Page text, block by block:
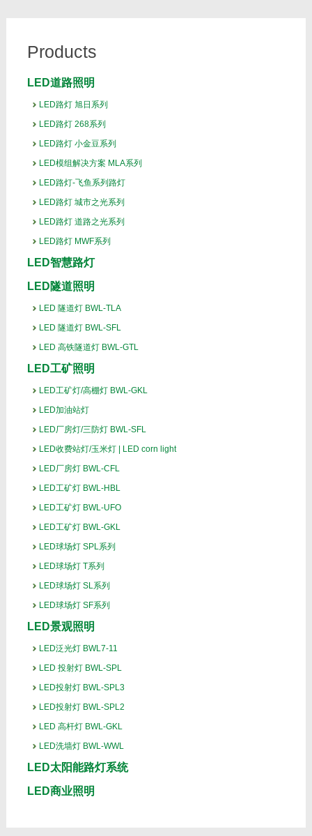
Products
LED道路照明
LED路灯 旭日系列
LED路灯 268系列
LED路灯 小金豆系列
LED模组解决方案 MLA系列
LED路灯-飞鱼系列路灯
LED路灯 城市之光系列
LED路灯 道路之光系列
LED路灯 MWF系列
LED智慧路灯
LED隧道照明
LED 隧道灯 BWL-TLA
LED 隧道灯 BWL-SFL
LED 高铁隧道灯 BWL-GTL
LED工矿照明
LED工矿灯/高棚灯 BWL-GKL
LED加油站灯
LED厂房灯/三防灯 BWL-SFL
LED收费站灯/玉米灯 | LED corn light
LED厂房灯 BWL-CFL
LED工矿灯 BWL-HBL
LED工矿灯 BWL-UFO
LED工矿灯 BWL-GKL
LED球场灯 SPL系列
LED球场灯 T系列
LED球场灯 SL系列
LED球场灯 SF系列
LED景观照明
LED泛光灯 BWL7-11
LED 投射灯 BWL-SPL
LED投射灯 BWL-SPL3
LED投射灯 BWL-SPL2
LED 高杆灯 BWL-GKL
LED洗墙灯 BWL-WWL
LED太阳能路灯系统
LED商业照明